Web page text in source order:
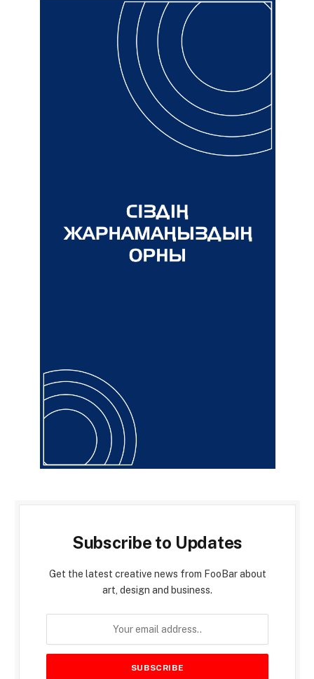
Subscribe to Updates
Get the latest creative news from FooBar about
art, design and business.